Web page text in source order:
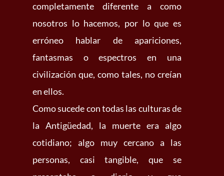
completamente diferente a como
nosotros lo hacemos, por lo que es
erróneo hablar de apariciones,
fantasmas o espectros en una
civilización que, como tales, no creían
en ellos.
Como sucede con todas las culturas de
la Antigüedad, la muerte era algo
cotidiano; algo muy cercano a las
personas, casi tangible, que se